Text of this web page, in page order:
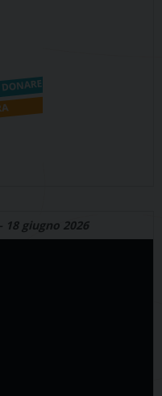
giugno 2026